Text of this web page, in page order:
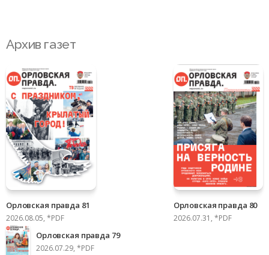
Архив газет
Орловская правда 81
2026.08.05, *PDF
Орловская правда 80
2026.07.31, *PDF
Орловская правда 79
2026.07.29, *PDF